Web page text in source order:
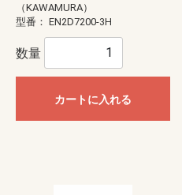
（KAWAMURA）
型番： EN2D7200-3H
数量
カートに入れる